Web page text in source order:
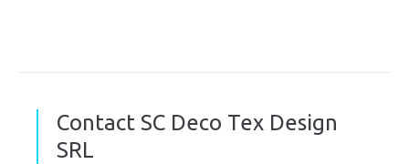
Contact SC Deco Tex Design
SRL